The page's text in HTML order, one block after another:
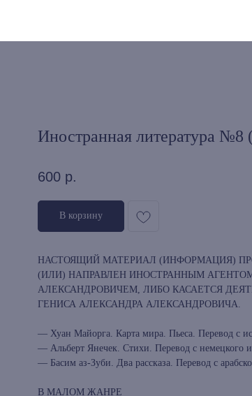
Иностранная литература №8
600 р.
В корзину
НАСТОЯЩИЙ МАТЕРИАЛ (ИНФОРМАЦИЯ)
(ИЛИ) НАПРАВЛЕН ИНОСТРАННЫМ
АЛЕКСАНДРОВИЧЕМ, ЛИБО КАСАЕТСЯ
ГЕНИСА АЛЕКСАНДРА АЛЕКСАНДРОВИЧА.
— Хуан Майорга. Карта мира. Пьеса. Перевод с
— Альберт Янечек. Стихи. Перевод с немецкого
— Басим аз-Зуби. Два рассказа. Перевод с
В МАЛОМ ЖАНРЕ